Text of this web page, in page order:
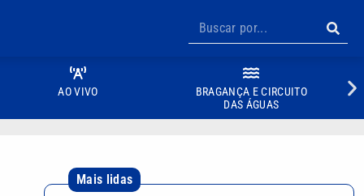
AO VIVO
BRAGANÇA E CIRCUITO
DAS ÁGUAS
Mais lidas